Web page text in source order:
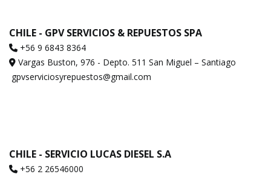
CHILE - GPV SERVICIOS & REPUESTOS SPA
+56 9 6843 8364
Vargas Buston, 976 - Depto. 511 San Miguel – Santiago
gpvserviciosyrepuestos@gmail.com
CHILE - SERVICIO LUCAS DIESEL S.A
+56 2 26546000